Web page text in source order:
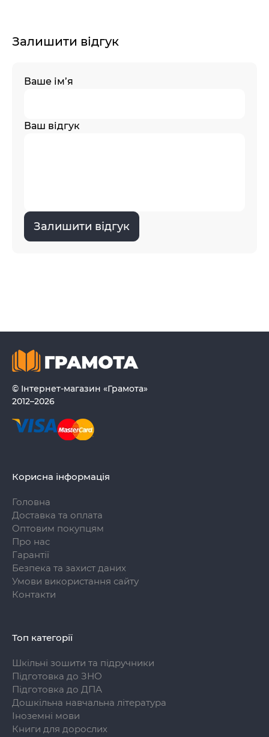
Залишити відгук
Ваше ім’я
Ваш відгук
Залишити відгук
© Інтернет-магазин «Грамота»
2012–2026
Корисна інформація
Головна
Доставка та оплата
Оптовим покупцям
Про нас
Гарантії
Безпека та захист даних
Умови використання сайту
Контакти
Топ категорії
Шкільні зошити та підручники
Підготовка до ЗНО
Підготовка до ДПА
Дошкільна навчальна література
Іноземні мови
Книги для дорослих